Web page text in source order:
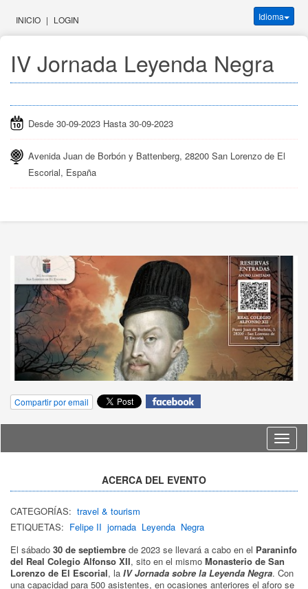
INICIO | LOGIN Idioma
IV Jornada Leyenda Negra
Desde 30-09-2023 Hasta 30-09-2023
Avenida Juan de Borbón y Battenberg, 28200 San Lorenzo de El
Escorial, España
Compartir por email
Idioma
ACERCA DEL EVENTO
CATEGORÍAS: travel & tourism
ETIQUETAS: Felipe II jornada Leyenda Negra
El sábado 30 de septiembre de 2023 se llevará a cabo en el Paraninfo
del Real Colegio Alfonso XII, sito en el mismo Monasterio de San
Lorenzo de El Escorial, la IV Jornada sobre la Leyenda Negra. Con
una capacidad para 500 asistentes, en ocasiones anteriores el aforo se